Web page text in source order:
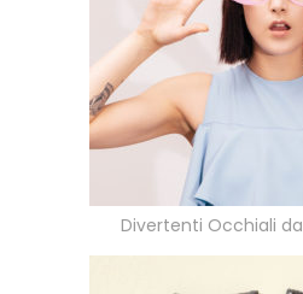
Divertenti Occhiali da